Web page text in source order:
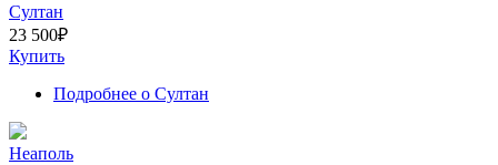
Султан
23 500₽
Купить
Подробнее о Султан
Неаполь